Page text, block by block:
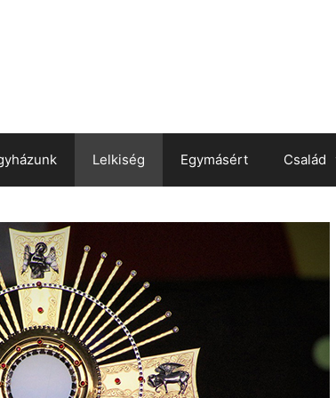
Lelkiség Egymásért Család